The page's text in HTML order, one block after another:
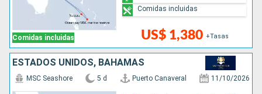
Comidas incluidas US$ 1,380 +Tasas
Comidas incluidas
ESTADOS UNIDOS, BAHAMAS
MSC Seashore 5 d Puerto Canaveral 11/10/2026